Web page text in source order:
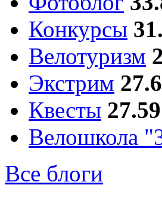
Конкурсы
Велотуризм
Экстрим
Квесты 27.59
Велошкола
Все блоги